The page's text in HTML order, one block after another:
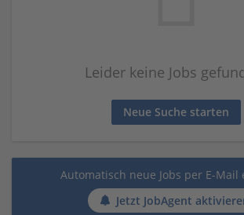
Leider keine Jobs
Neue Suche starten
Automatisch neue Jobs per E-Mail
Jetzt JobAgent